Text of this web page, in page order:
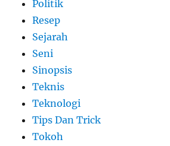
Politik
Resep
Sejarah
Seni
Sinopsis
Teknis
Teknologi
Tips Dan Trick
Tokoh